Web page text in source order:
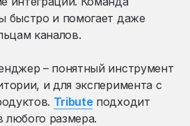
быстро и помогает даже
каналов.
– понятный инструмент
и для эксперимента с
Tributeподходит
любого размера.